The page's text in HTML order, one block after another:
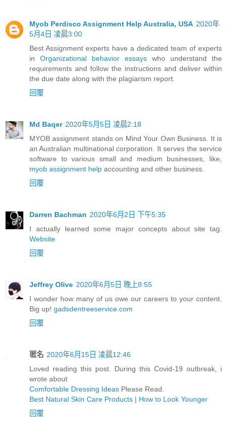
Myob Perdisco Assignment Help Australia, USA 2020年
5月4日 凌晨3:00
Best Assignment experts have a dedicated team of experts
in Organizational behavior essays who understand the
requirements and follow the instructions and deliver within
the due date along with the plagiarism report.
回覆
Md Baqer 2020年5月5日 凌晨2:18
MYOB assignment stands on Mind Your Own Business. It is
an Australian multinational corporation. It serves the service
software to various small and medium businesses, like,
myob assignment help accounting and other business.
回覆
Darren Bachman 2020年6月2日 下午5:35
I actually learned some major concepts about site tag.
Website
回覆
Jeffrey Olive 2020年6月5日 晚上8:55
I wonder how many of us owe our careers to your content.
Big up! gadsdentreeservice.com
回覆
匿名 2020年6月15日 凌晨12:46
Loved reading this post. During this Covid-19 outbreak, i
wrote about
Comfortable Dressing Ideas Please Read.
Best Natural Skin Care Products | How to Look Younger
回覆